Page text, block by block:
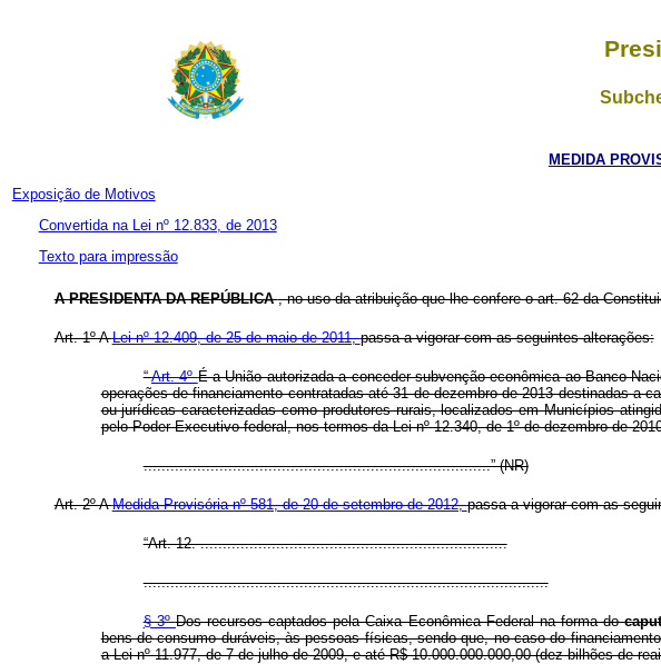
MEDIDA
Exposição de Motivos
Convertida na Lei nº 12.833, de 2013
Texto para impressão
A PRESIDENTA DA REPÚBLICA, no uso da atribuição que lhe confere o art. 62 da
Art. 1º ALei nº 12.409, de 25 de maio de 2011,passa a vigorar com as seguintes alterações:
“Art. 4ºÉ a União autorizada a conceder subvenção econômica ao Banco
operações de financiamento contratadas até 31 de dezembro de 2013 destinadas a
ou jurídicas caracterizadas como produtores rurais, localizados em Municípios
pelo Poder Executivo federal, nos termos da Lei nº 12.340, de 1º de dezembro de
..............................................................................” (NR)
Art. 2º AMedida Provisória nº 581, de 20 de setembro de 2012,passa a vigorar com as
“Art. 12. .....................................................................
...........................................................................................
§ 3ºDos recursos captados pela Caixa Econômica Federal na forma do
bens de consumo duráveis, às pessoas físicas, sendo que, no caso do
a Lei nº 11.977, de 7 de julho de 2009, e até R$ 10.000.000.000,00 (dez bilhões de